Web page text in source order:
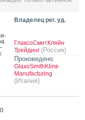
Владелец рег. уд.
ГлаксоСмитКляйн
Трейдинг (Россия)
Произведено:
GlaxoSmithKline
Manufacturing
(Италия)